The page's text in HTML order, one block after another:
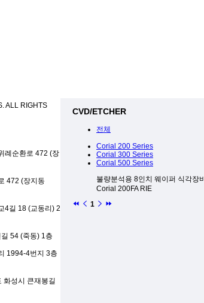
CVD/ETCHER
전체
Corial 200 Series
Corial 300 Series
Corial 500 Series
불량분석용 8인치 웨이퍼 식각장비
Corial 200FA RIE
1
ALL RIGHTS
례순환로 472 (장
472 (장지동
4길 18 (교동리) 2
54 (죽동) 1층
1994-4번지 3층
화성시 큰재봉길